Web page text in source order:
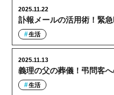
訃報メールの活用術！緊
2025.11.22
生活
義理の父の葬儀！弔問客
2025.11.13
生活